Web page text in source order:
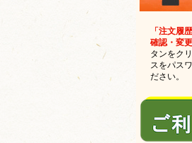
「注文履
確認・変更
タンをク
スをパス
ださい。